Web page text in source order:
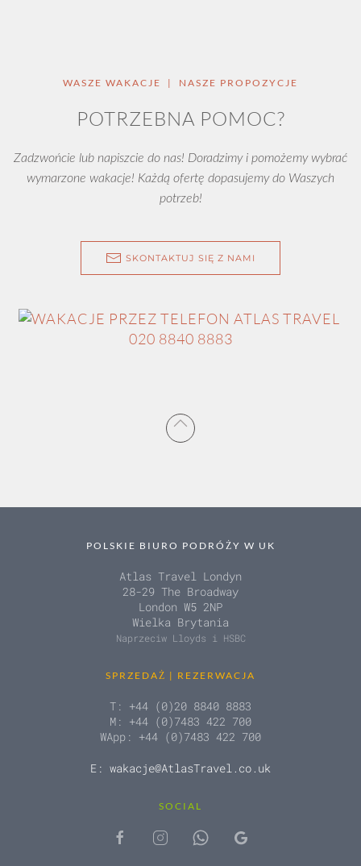
WASZE WAKACJE | NASZE PROPOZYCJE
POTRZEBNA POMOC?
Zadzwońcie lub napiszcie do nas! Doradzimy i pomożemy wybrać
wymarzone wakacje! Każdą ofertę dopasujemy do Waszych
potrzeb!
SKONTAKTUJ SIĘ Z NAMI
020 8840 8883
POLSKIE BIURO PODRÓŻY W UK
Atlas Travel Londyn
28-29 The Broadway
London W5 2NP
Wielka Brytania
Naprzeciw Lloyds i HSBC
SPRZEDAŻ | REZERWACJA
T: +44 (0)20 8840 8883
M: +44 (0)7483 422 700
WApp: +44 (0)7483 422 700
E: wakacje@AtlasTravel.co.uk
SOCIAL